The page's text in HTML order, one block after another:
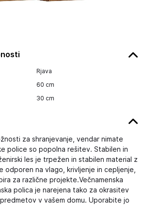
Rjava
60 cm
30 cm
za shranjevanje, vendar nimate
police so popolna rešitev. Stabilen in
les je trpežen in stabilen material z
odporen na vlago, krivljenje in cepljenje,
za različne projekte.Večnamenska
polica je narejena tako za okrasitev
v vašem domu. Uporabite jo